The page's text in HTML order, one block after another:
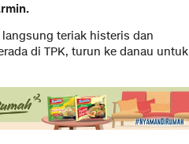
teriak histeris dan
di TPK, turun ke danau untuk